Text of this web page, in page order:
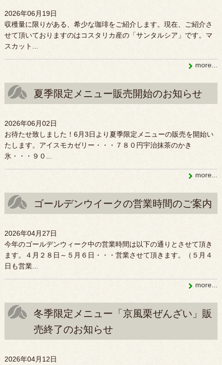
2026年06月19日
収穫量に限りがある、希少な珈琲をご紹介します。現在、ご紹介さ
せて頂いておりますのはコスタリカ産の「サンタルシア」です。マ
スカット...
more...
夏季限定メニュー販売開始のお知らせ
2026年06月02日
お待たせ致しました！6月3日より夏季限定メニューの販売を開始い
たします。アイスモカゼリー・・・７８０円宇治抹茶のかき
氷・・・９０...
more...
ゴールデンウイークの営業時間のご案内
2026年04月27日
今年のゴールデンウィーク中の営業時間は以下の通りとさせて頂き
ます。４月２８日～５月６日・・・営業させて頂きます。（５月４
日も営業...
more...
冬季限定メニュー「京風栗ぜんざい」販
売終了のお知らせ
2026年04月12日